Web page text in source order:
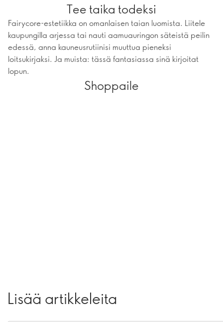
Tee taika todeksi
Fairycore-estetiikka on omanlaisen taian luomista. Liitele
kaupungilla arjessa tai nauti aamuauringon säteistä peilin
edessä, anna kauneusrutiinisi muuttua pieneksi
loitsukirjaksi. Ja muista: tässä fantasiassa sinä kirjoitat
lopun.
Shoppaile
Lisää artikkeleita